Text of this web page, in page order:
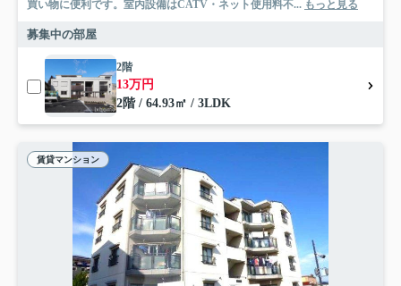
買い物に便利です。室内設備はCATV・ネット使用料不... もっと見る
募集中の部屋
2階
13万円
2階 / 64.93㎡ / 3LDK
賃貸マンション